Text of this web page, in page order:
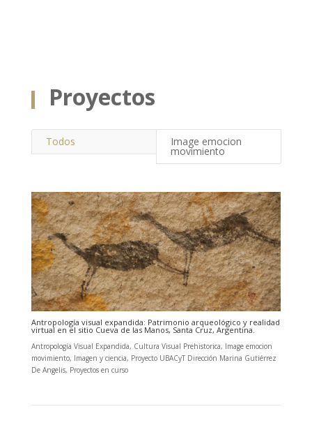
Proyectos
Todos Image emocion
movimiento
Antropología visual expandida: Patrimonio arqueológico y realidad
virtual en el sitio Cueva de las Manos, Santa Cruz, Argentina.
Antropología Visual Expandida, Cultura Visual Prehistorica, Image emocion
movimiento, Imagen y ciencia, Proyecto UBACyT Dirección Marina Gutiérrez
De Angelis, Proyectos en curso